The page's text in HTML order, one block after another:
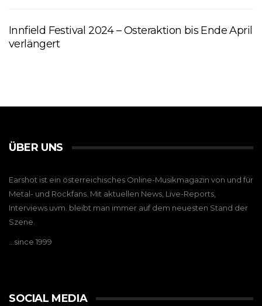
Innfield Festival 2024 – Osteraktion bis Ende April
verlängert
ÜBER UNS
Earshot ist ein österreichisches Online-Musikmagazin von und für
Metal- und Rockfans. Mit aktuellen News, Live-Reports,
Interviews uvm. bleibt man immer auf dem neuesten Stand der
Szene.
…since 1999
SOCIAL MEDIA